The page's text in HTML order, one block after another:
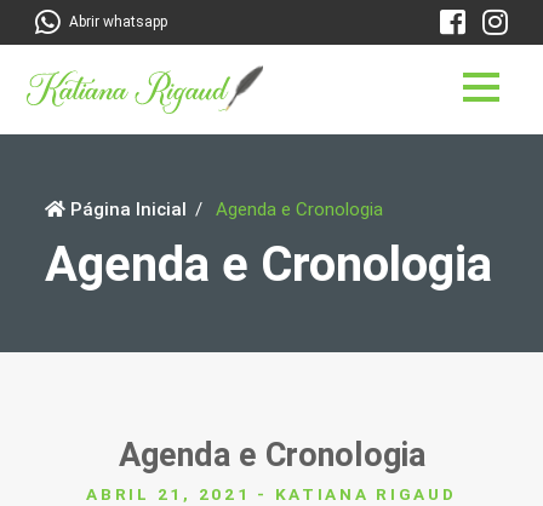
Abrir whatsapp
Página Inicial Agenda e Cronologia
Agenda e Cronologia
Agenda e Cronologia
ABRIL 21, 2021 - KATIANA RIGAUD